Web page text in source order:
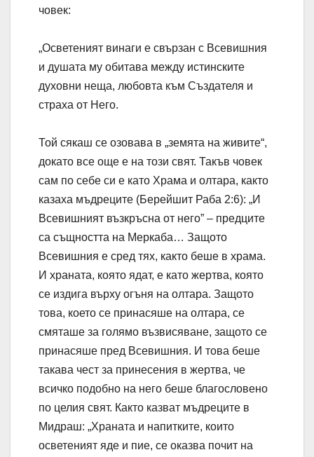
човек:
„Осветеният винаги е свързан с Всевишния
и душата му обитава между истинските
духовни неща, любовта към Създателя и
страха от Него.
Той сякаш се озовава в „земята на живите“,
докато все още е на този свят. Такъв човек
сам по себе си е като Храма и олтара, както
казаха мъдреците (Берейшит Раба 2:6): „И
Всевишният възкръсна от него” – предците
са същността на Меркаба… Защото
Всевишния е сред тях, както беше в храма.
И храната, която ядат, е като жертва, която
се издига върху огъня на олтара. Защото
това, което се принасяше на олтара, се
смяташе за голямо възвисяване, защото се
принасяше пред Всевишния. И това беше
такава чест за принесения в жертва, че
всичко подобно на него беше благословено
по целия свят. Както казват мъдреците в
Мидраш: „Храната и напитките, които
осветеният яде и пие, се оказва почит на